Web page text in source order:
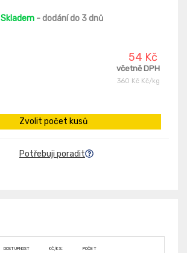
Skladem - dodání do 3 dnů
54 Kč
včetně DPH
360 Kč Kč/kg
Zvolit počet kusů
Potřebuji poradit
DOSTUPNOST KČ/KS: POČET